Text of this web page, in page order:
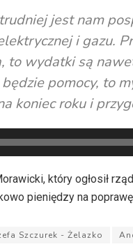
jest nam
i gazu.
to wydatki są
pomocy, to
koniec roku i
który ogłosił
pieniędzy na
Szczurek - Żelazko